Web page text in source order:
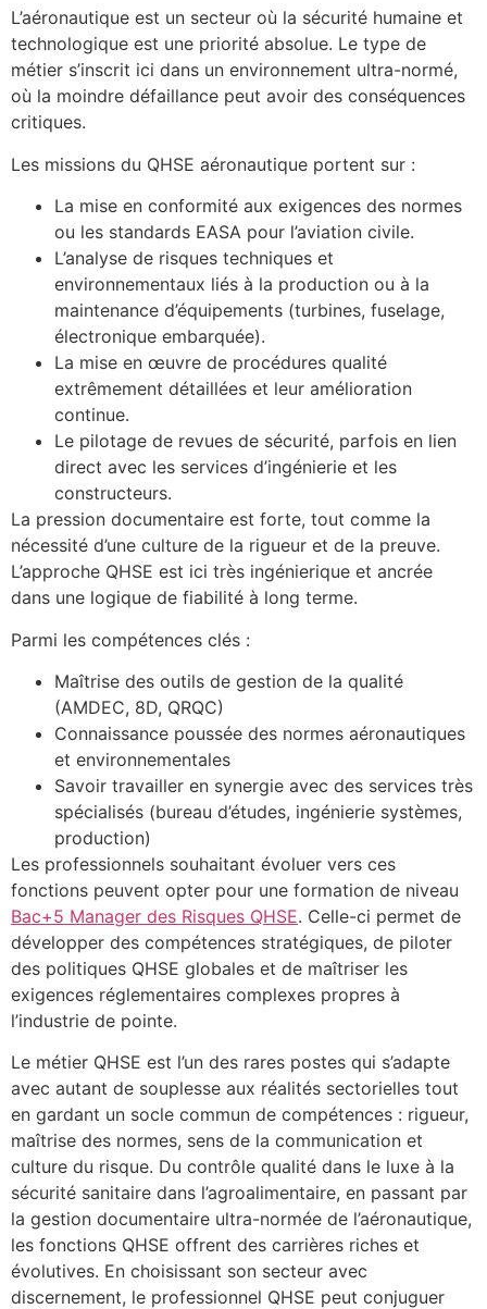
L’aéronautique est un secteur où la sécurité humaine et
technologique est une priorité absolue. Le type de
métier s’inscrit ici dans un environnement ultra-normé,
où la moindre défaillance peut avoir des conséquences
critiques.
Les missions du QHSE aéronautique portent sur :
La mise en conformité aux exigences des normes
ou les standards EASA pour l’aviation civile.
L’analyse de risques techniques et
environnementaux liés à la production ou à la
maintenance d’équipements (turbines, fuselage,
électronique embarquée).
La mise en œuvre de procédures qualité
extrêmement détaillées et leur amélioration
continue.
Le pilotage de revues de sécurité, parfois en lien
direct avec les services d’ingénierie et les
constructeurs.
La pression documentaire est forte, tout comme la
nécessité d’une culture de la rigueur et de la preuve.
L’approche QHSE est ici très ingénierique et ancrée
dans une logique de fiabilité à long terme.
Parmi les compétences clés :
Maîtrise des outils de gestion de la qualité
(AMDEC, 8D, QRQC)
Connaissance poussée des normes aéronautiques
et environnementales
Savoir travailler en synergie avec des services très
spécialisés (bureau d’études, ingénierie systèmes,
production)
Les professionnels souhaitant évoluer vers ces
fonctions peuvent opter pour une formation de niveau
Bac+5 Manager des Risques QHSE. Celle-ci permet de
développer des compétences stratégiques, de piloter
des politiques QHSE globales et de maîtriser les
exigences réglementaires complexes propres à
l’industrie de pointe.
Le métier QHSE est l’un des rares postes qui s’adapte
avec autant de souplesse aux réalités sectorielles tout
en gardant un socle commun de compétences : rigueur,
maîtrise des normes, sens de la communication et
culture du risque. Du contrôle qualité dans le luxe à la
sécurité sanitaire dans l’agroalimentaire, en passant par
la gestion documentaire ultra-normée de l’aéronautique,
les fonctions QHSE offrent des carrières riches et
évolutives. En choisissant son secteur avec
discernement, le professionnel QHSE peut conjuguer